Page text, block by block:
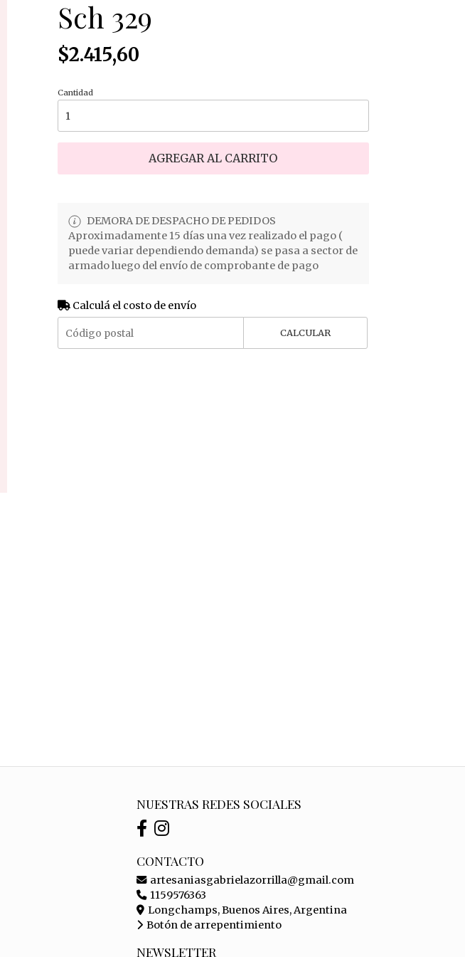
Sch 329
$2.415,60
Cantidad
AGREGAR AL CARRITO
DEMORA DE DESPACHO DE PEDIDOS
Aproximadamente 15 días una vez realizado el pago (
puede variar dependiendo demanda) se pasa a sector de
armado luego del envío de comprobante de pago
Calculá el costo de envío
CALCULAR
NUESTRAS REDES SOCIALES
CONTACTO
artesaniasgabrielazorrilla@gmail.com
1159576363
Longchamps, Buenos Aires, Argentina
Botón de arrepentimiento
NEWSLETTER